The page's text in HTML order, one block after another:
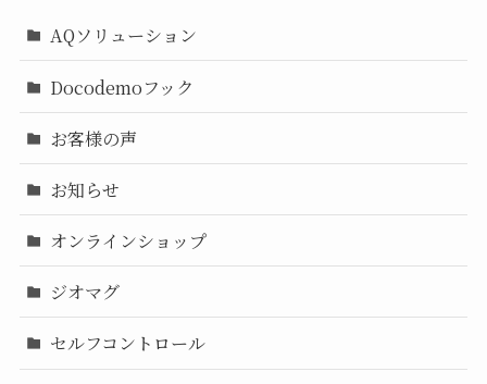
AQソリューション
Docodemoフック
お客様の声
お知らせ
オンラインショップ
ジオマグ
セルフコントロール